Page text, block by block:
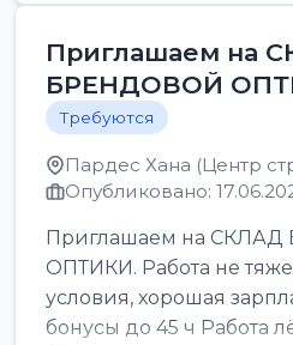
Приглашаем на
БРЕНДОВОЙ
Требуются
Пардес Хана (Центр
Опубликовано:
Приглашаем на
ОПТИКИ. Работа не
условия, хорошая
бонусы до 45 ч Работа